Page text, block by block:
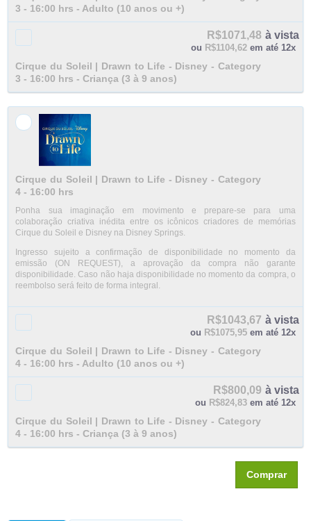
3 - 16:00 hrs - Adulto (10 anos ou +)
R$1071,48 à vista
ou R$1104,62 em até 12x
Cirque du Soleil | Drawn to Life - Disney - Category
3 - 16:00 hrs - Criança (3 à 9 anos)
Cirque du Soleil | Drawn to Life - Disney - Category
4 - 16:00 hrs
Ponha sua imaginação em movimento e prepare-se para uma
colaboração criativa inédita entre os icônicos criadores de memórias
Cirque du Soleil e Disney na Disney Springs.
Ingresso sujeito a confirmação de disponibilidade no momento da
emissão (ON REQUEST), a aprovação da compra não garante
disponibilidade. Caso não haja disponibilidade no momento da compra, o
reembolso será feito de forma integral.
R$1043,67 à vista
ou R$1075,95 em até 12x
Cirque du Soleil | Drawn to Life - Disney - Category
4 - 16:00 hrs - Adulto (10 anos ou +)
R$800,09 à vista
ou R$824,83 em até 12x
Cirque du Soleil | Drawn to Life - Disney - Category
4 - 16:00 hrs - Criança (3 à 9 anos)
Comprar